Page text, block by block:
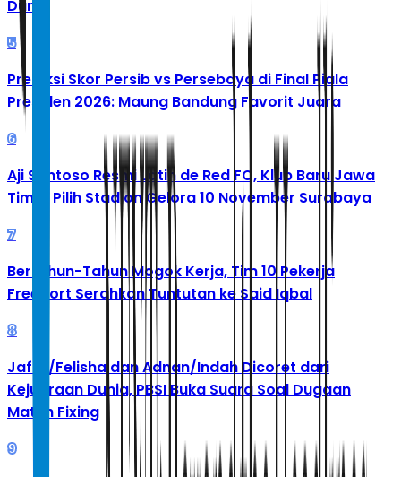
Dunia
5
Prediksi Skor Persib vs Persebaya di Final Piala
Presiden 2026: Maung Bandung Favorit Juara
6
Aji Santoso Resmi Latih de Red FC, Klub Baru Jawa
Timur Pilih Stadion Gelora 10 November Surabaya
7
Bertahun-Tahun Mogok Kerja, Tim 10 Pekerja
Freeport Serahkan Tuntutan ke Said Iqbal
8
Jafar/Felisha dan Adnan/Indah Dicoret dari
Kejuaraan Dunia, PBSI Buka Suara Soal Dugaan
Match Fixing
9